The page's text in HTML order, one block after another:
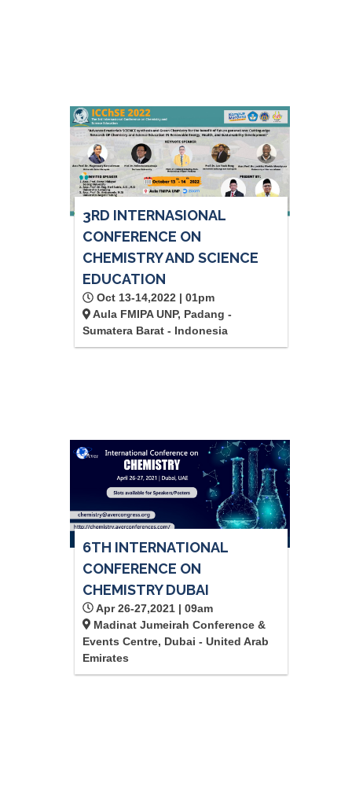
3RD INTERNASIONAL
CONFERENCE ON
CHEMISTRY AND SCIENCE
EDUCATION
Oct 13-14,2022 | 01pm
Aula FMIPA UNP, Padang -
Sumatera Barat - Indonesia
6TH INTERNATIONAL
CONFERENCE ON
CHEMISTRY DUBAI
Apr 26-27,2021 | 09am
Madinat Jumeirah Conference &
Events Centre, Dubai - United Arab
Emirates